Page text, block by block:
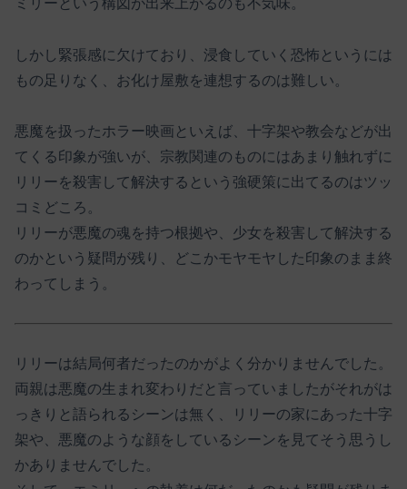
しかし緊張感に欠けており、浸食していく恐怖というには
もの足りなく、お化け屋敷を連想するのは難しい。
悪魔を扱ったホラー映画といえば、十字架や教会などが出
てくる印象が強いが、宗教関連のものにはあまり触れずに
リリーを殺害して解決するという強硬策に出てるのはツッ
コミどころ。
リリーが悪魔の魂を持つ根拠や、少女を殺害して解決する
のかという疑問が残り、どこかモヤモヤした印象のまま終
わってしまう。
リリーは結局何者だったのかがよく分かりませんでした。
両親は悪魔の生まれ変わりだと言っていましたがそれがは
っきりと語られるシーンは無く、リリーの家にあった十字
架や、悪魔のような顔をしているシーンを見てそう思うし
かありませんでした。